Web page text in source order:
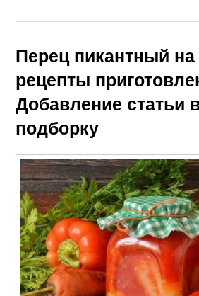
Перец пикантный
рецепты
Добавление статьи
подборку